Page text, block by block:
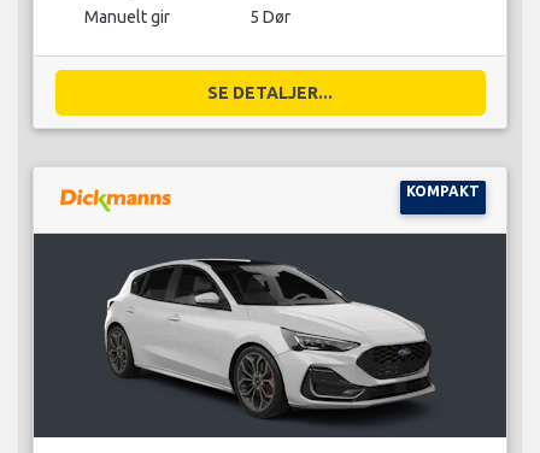
Manuelt gir 5 Dør
SE DETALJER...
KOMPAKT